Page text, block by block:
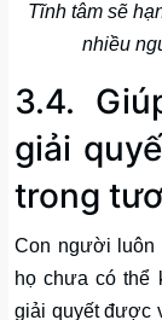
Tĩnh tâm sẽ
nhiều
3.4.
giải
trong
Con người luôn
họ chưa có
giải quyết được